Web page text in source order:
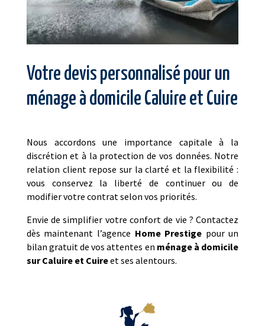
Votre devis personnalisé pour un
ménage à domicile Caluire et Cuire
Nous accordons une importance capitale à la
discrétion et à la protection de vos données. Notre
relation client repose sur la clarté et la flexibilité :
vous conservez la liberté de continuer ou de
modifier votre contrat selon vos priorités.
Envie de simplifier votre confort de vie ? Contactez
dès maintenant l’agence Home Prestige pour un
bilan gratuit de vos attentes en ménage à domicile
sur Caluire et Cuireet ses alentours.